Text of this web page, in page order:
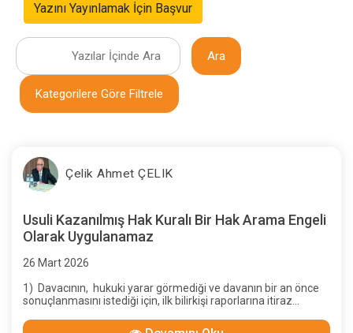
Yazını Yayınlamak İçin Başvur
Ara
Kategorilere Göre Filtrele
Çelik Ahmet ÇELIK
Usuli Kazanılmış Hak Kuralı Bir Hak Arama Engeli
Olarak Uygulanamaz
26 Mart 2026
1) Davacının, hukuki yarar görmediği ve davanın bir an önce
sonuçlanmasını istediği için, ilk bilirkişi raporlarına itiraz
oluşturduğu gerekçesiyle, sonraki raporlardaki artışlardan..